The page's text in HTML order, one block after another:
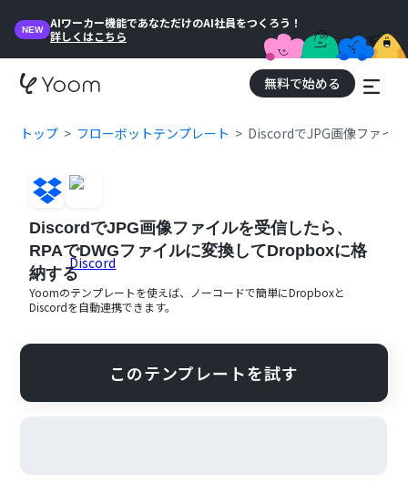
NEW
AIワーカー機能であなただけのAI社員をつくろう！
詳しくはこちら
無料で始める
トップ フローボットテンプレート DiscordでJPG画像ファイ
DiscordでJPG画像ファイルを受信したら、
RPAでDWGファイルに変換してDropboxに格
納する
Yoomのテンプレートを使えば、ノーコードで簡単にDropboxと
Discordを自動連携できます。
このテンプレートを試す